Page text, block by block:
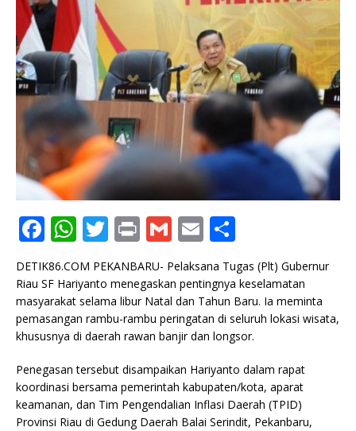
F
a
c
e
b
o
k
W
h
at
s
A
p
T
w
it
te
r
P
ri
n
t
G
m
ai
l
E
m
ai
l
ar
e
DETIK86.COM PEKANBARU- Pelaksana Tugas (Plt) Gubernur
Riau SF Hariyanto menegaskan pentingnya keselamatan
masyarakat selama libur Natal dan Tahun Baru. Ia meminta
pemasangan rambu-rambu peringatan di seluruh lokasi wisata,
khususnya di daerah rawan banjir dan longsor.
Penegasan tersebut disampaikan Hariyanto dalam rapat
koordinasi bersama pemerintah kabupaten/kota, aparat
keamanan, dan Tim Pengendalian Inflasi Daerah (TPID)
Provinsi Riau di Gedung Daerah Balai Serindit, Pekanbaru,